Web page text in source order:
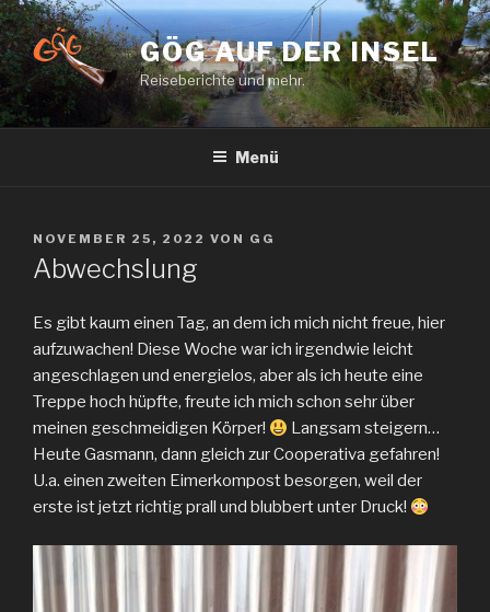
Zum
Inhalt
springen
GÖG AUF DER INSEL
Reiseberichte und mehr.
Menü
VERÖFFENTLICHT
AM
NOVEMBER 25, 2022 VON GG
Abwechslung
Es gibt kaum einen Tag, an dem ich mich nicht freue, hier
aufzuwachen! Diese Woche war ich irgendwie leicht
angeschlagen und energielos, aber als ich heute eine
Treppe hoch hüpfte, freute ich mich schon sehr über
meinen geschmeidigen Körper!
Langsam steigern…
Heute Gasmann, dann gleich zur Cooperativa gefahren!
U.a. einen zweiten Eimerkompost besorgen, weil der
erste ist jetzt richtig prall und blubbert unter Druck!